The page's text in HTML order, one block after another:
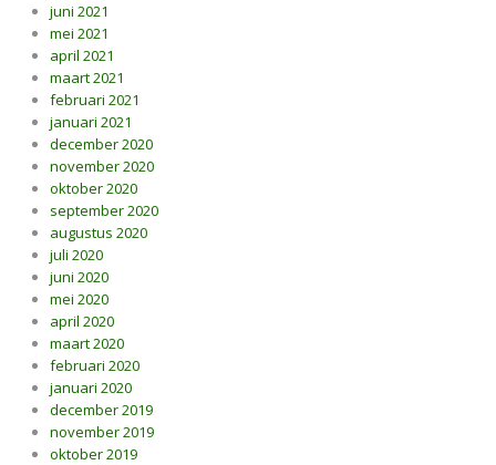
juni 2021
mei 2021
april 2021
maart 2021
februari 2021
januari 2021
december 2020
november 2020
oktober 2020
september 2020
augustus 2020
juli 2020
juni 2020
mei 2020
april 2020
maart 2020
februari 2020
januari 2020
december 2019
november 2019
oktober 2019